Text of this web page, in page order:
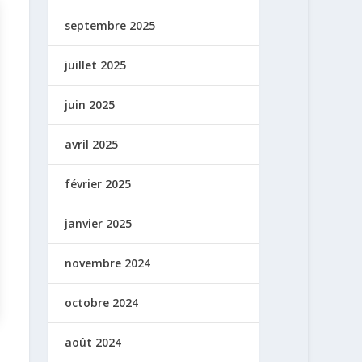
septembre 2025
juillet 2025
juin 2025
avril 2025
février 2025
janvier 2025
novembre 2024
octobre 2024
août 2024